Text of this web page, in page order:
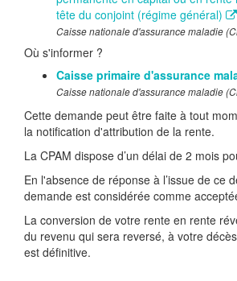
tête du conjoint (régime général)
Caisse nationale d'assurance maladie
Où s'informer ?
Caisse primaire d'assurance
Caisse nationale d'assurance maladie
Cette demande peut être faite à tout
la notification d'attribution de la rente.
La CPAM dispose d’un délai de 2 mois
En l'absence de réponse à l’issue de ce
demande est considérée comme
La conversion de votre rente en rente
du revenu qui sera reversé, à votre
est définitive.